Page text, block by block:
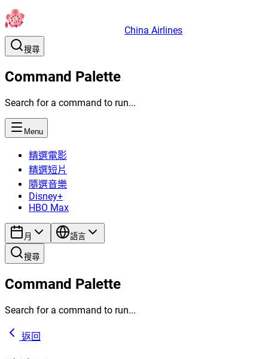
China Airlines
搜尋
Command Palette
Search for a command to run...
Menu
精選電影
精選短片
隨選音樂
Disney+
HBO Max
月 語言
搜尋
Command Palette
Search for a command to run...
返回